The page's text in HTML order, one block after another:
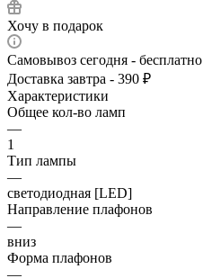
Хочу в подарок
Самовывоз сегодня - бесплатно
Доставка завтра - 390 ₽
Характеристики
Общее кол-во ламп
—
1
Тип лампы
—
светодиодная [LED]
Направление плафонов
—
вниз
Форма плафонов
—